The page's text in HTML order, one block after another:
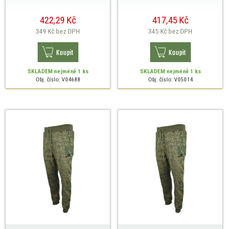
422,29 Kč
349 Kčbez DPH
Koupit
SKLADEMnejméně 1 ks
Obj. číslo: V04688
417,45 Kč
345 Kčbez DPH
Koupit
SKLADEMnejméně 1 ks
Obj. číslo: V05014